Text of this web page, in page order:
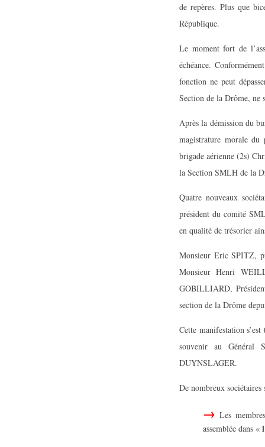
de repères. Plus que
République.
Le moment fort de
échéance.
fonction ne peut
Section de la Drôme, ne
Après la démission du
magistrature morale du
brigade aérienne (2s)
la Section SMLH de la
Quatre nouveaux
président du comité
en qualité de trésorier
Monsieur Eric SPITZ,
Monsieur Henri
GOBILLIARD,
section de la Drôme
Cette manifestation
souvenir au Général
DUYNSLAGER.
De nombreux
Les
assemblée dans «